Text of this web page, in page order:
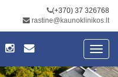
(+370) 37 326768
rastine@kaunoklinikos.lt